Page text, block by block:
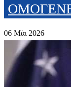
06 Μάι 2026